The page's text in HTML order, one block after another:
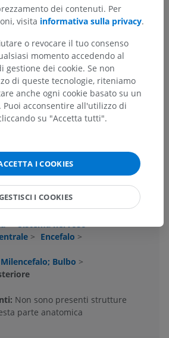
> Sistema nervoso>
> Encefalo >
Bulbo >
Non sono presenti strutture
parte anatomica
dei contenuti. Per
visita informativa sulla privacy.
o revocare il tuo consenso
momento accedendo al
gestione dei cookie. Se non
di queste tecnologie, riteniamo
anche ogni cookie basato su un
acconsentire all'utilizzo di
su "Accetta tutti".
I COOKIES
I COOKIES